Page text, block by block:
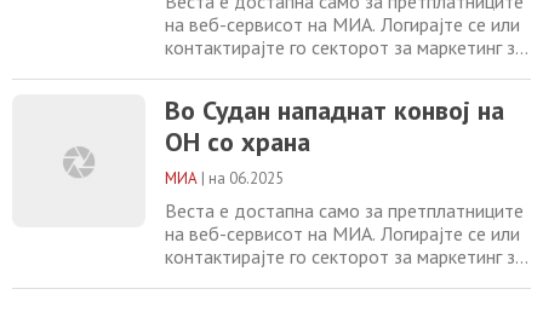
на веб-сервисот на МИА. Логирајте се или
контактирајте го секторот за маркетинг за
конвој на ОН со храна Нова експлозија на
Кримскиот мост СБУ минира мост што ги
поврзува Русија со Крим Воведена
забрана за работа на сите авиопревозници
од Суринам
Во Судан нападнат конвој на
ОН со храна
МИА | на 06.2025
Веста е достапна само за претплатниците
на веб-сервисот на МИА. Логирајте се или
контактирајте го секторот за маркетинг за